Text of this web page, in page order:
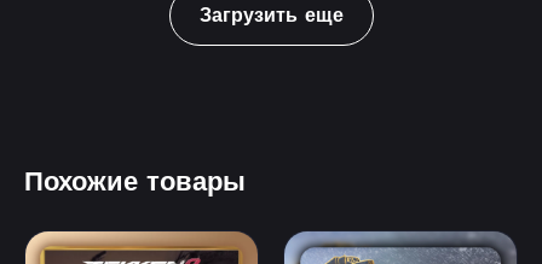
Загрузить еще
Похожие товары